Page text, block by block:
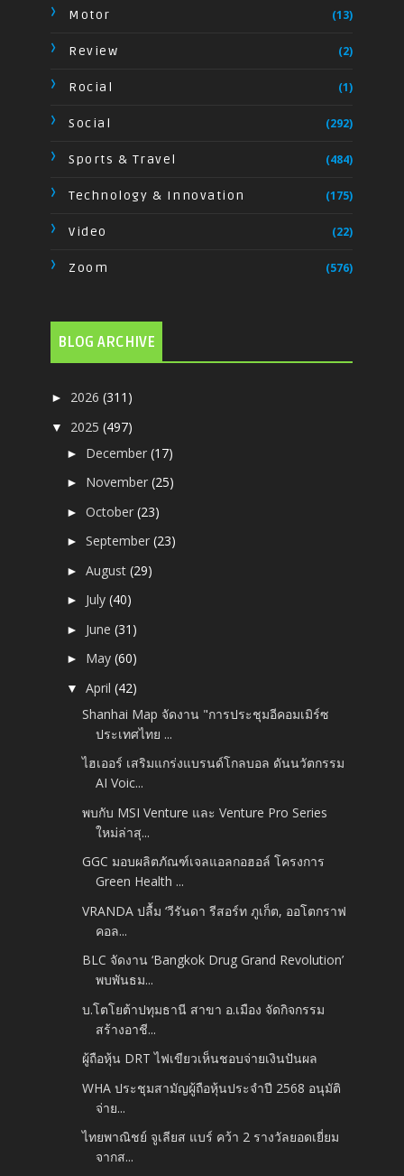
Motor (13)
Review (2)
Rocial (1)
Social (292)
Sports & Travel (484)
Technology & Innovation (175)
Video (22)
Zoom (576)
BLOG ARCHIVE
► 2026(311)
▼ 2025(497)
► December(17)
► November(25)
►October(23)
►September(23)
►August(29)
► July(40)
► June(31)
► May(60)
▼April(42)
Shanhai Map จัดงาน "การประชุมอีคอมเมิร์ซ
ประเทศไทย ...
ไฮเออร์ เสริมแกร่งแบรนด์โกลบอล ดันนวัตกรรม
AI Voic...
พบกับ MSI Venture และ Venture Pro Series
ใหม่ล่าสุ...
GGC มอบผลิตภัณฑ์เจลแอลกอฮอล์ โครงการ
Green Health ...
VRANDA ปลื้ม ‘วีรันดา รีสอร์ท ภูเก็ต, ออโตกราฟ
คอล...
BLC จัดงาน ‘Bangkok Drug Grand Revolution’
พบพันธม...
บ.โตโยต้าปทุมธานี สาขา อ.เมือง จัดกิจกรรม
สร้างอาชี...
ผู้ถือหุ้น DRT ไฟเขียวเห็นชอบจ่ายเงินปันผล
WHA ประชุมสามัญผู้ถือหุ้นประจำปี 2568 อนุมัติ
จ่าย...
ไทยพาณิชย์ จูเลียส แบร์ คว้า 2 รางวัลยอดเยี่ยม
จากส...